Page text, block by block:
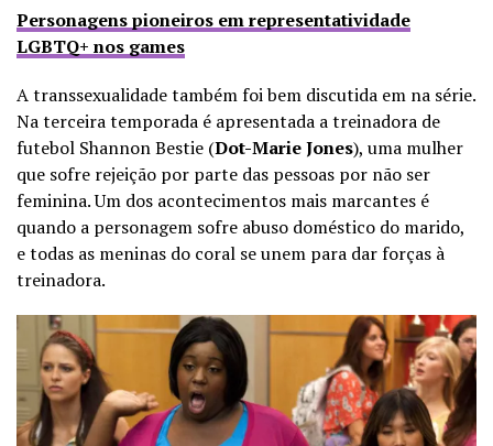
Personagens pioneiros em representatividade
LGBTQ+ nos games
A transsexualidade também foi bem discutida em na série.
Na terceira temporada é apresentada a treinadora de
futebol Shannon Bestie (Dot-Marie Jones), uma mulher
que sofre rejeição por parte das pessoas por não ser
feminina. Um dos acontecimentos mais marcantes é
quando a personagem sofre abuso doméstico do marido,
e todas as meninas do coral se unem para dar forças à
treinadora.